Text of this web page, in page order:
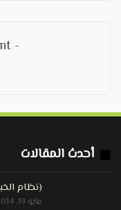
أحدث المقالات
(نظام
مايو 19, 2014